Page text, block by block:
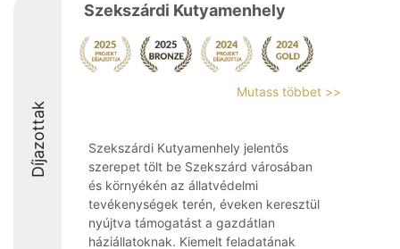
Díjazottak
Szekszárdi Kutyamenhely
Mutass többet >>
Szekszárdi Kutyamenhely jelentős
szerepet tölt be Szekszárd városában
és környékén az állatvédelmi
tevékenységek terén, éveken keresztül
nyújtva támogatást a gazdátlan
háziállatoknak. Kiemelt feladatának